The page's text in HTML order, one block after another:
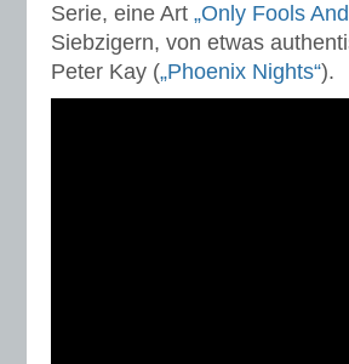
Serie, eine Art „Only Fools
Siebzigern, von etwas
Peter Kay („Phoenix Nights“).